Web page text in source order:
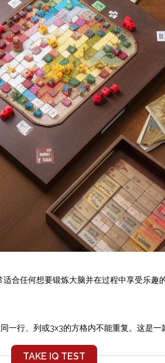
合任何想要锻炼大脑并在过程中享受乐趣
行、列或3x3的方格内不能重复。这是一
TAKE IQ TEST